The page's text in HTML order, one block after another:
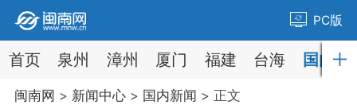
PC版
首页 泉州 漳州 厦门 福建 台海 国内
闽南网 > 新闻中心> 国内新闻 > 正文